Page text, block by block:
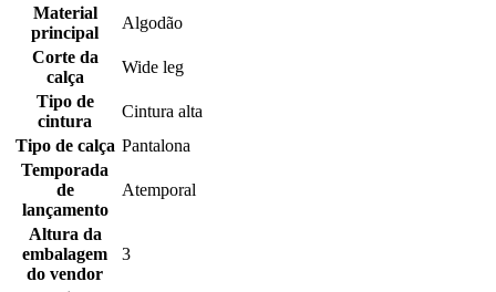
Material
principal
Algodão
Corte da
calça
Wide leg
Tipo de
cintura
Cintura alta
Tipo de calça Pantalona
Temporada
de
lançamento
Atemporal
Altura da
embalagem
do vendor
3